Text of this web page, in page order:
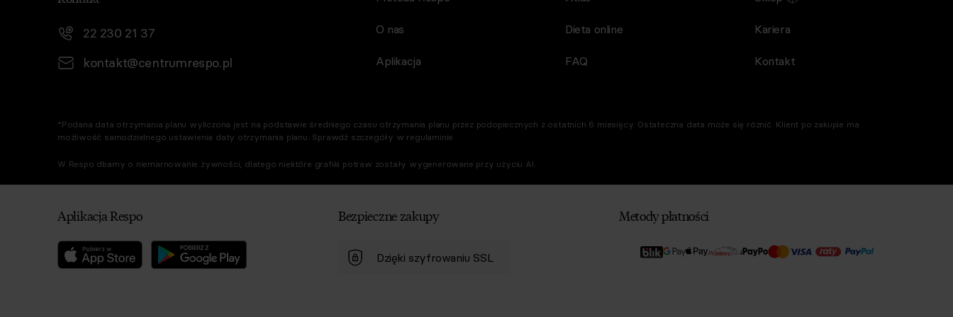
22 230 21 37
kontakt@centrumrespo.pl
O nas
Aplikacja
Dieta online
FAQ
Kariera
Kontakt
*Podana data otrzymania planu wyliczona jest na podstawie średniego czasu otrzymania planu przez podopiecznych z ostatnich 6 miesięcy. Ostateczna data może się różnić. Klient po zakupie ma
możliwość samodzielnego ustawienia daty otrzymania planu. Sprawdź szczegóły w regulaminie.
W Respo dbamy o niemarnowanie żywności, dlatego niektóre grafiki potraw zostały wygenerowane przy użyciu AI.
Aplikacja Respo Bezpieczne zakupy
Dzięki szyfrowaniu SSL
Metody płatności